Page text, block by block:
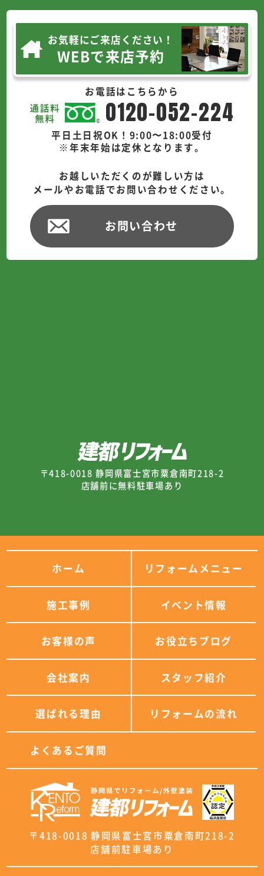
お気軽にご来店ください！
WEBで来店予約
お電話はこちらから
0120-052-224
平日土日祝OK！9:00〜18:00受付
※年末年始は定休となります。
お越しいただくのが難しい方は
メールやお電話でお問い合わせください。
お問い合わせ
〒418-0018 静岡県富士宮市粟倉南町218-2
店舗前に無料駐車場あり
ホーム リフォームメニュー
施工事例 イベント情報
お客様の声 お役立ちブログ
会社案内 スタッフ紹介
選ばれる理由 リフォームの流れ
よくあるご質問
〒418-0018 静岡県富士宮市粟倉南町218-2
店舗前駐車場あり